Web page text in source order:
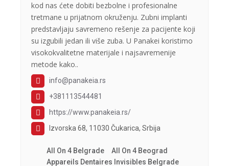
kod nas ćete dobiti bezbolne i profesionalne
tretmane u prijatnom okruženju. Zubni implanti
predstavljaju savremeno rešenje za pacijente koji
su izgubili jedan ili više zuba. U Panakei koristimo
visokokvalitetne materijale i najsavremenije
metode kako..
info@panakeia.rs
+381113544481
https://www.panakeia.rs/
Izvorska 68, 11030 Čukarica, Srbija
All On 4 Belgrade
All On 4 Beograd
Appareils Dentaires Invisibles Belgrade